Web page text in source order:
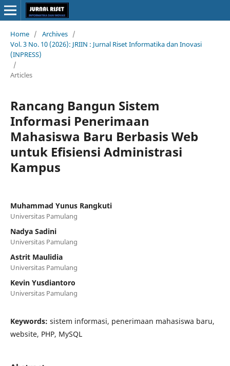
Home / Archives /
Vol. 3 No. 10 (2026): JRIIN : Jurnal Riset Informatika dan Inovasi
(INPRESS)
/
Articles
Rancang Bangun Sistem
Informasi Penerimaan
Mahasiswa Baru Berbasis Web
untuk Efisiensi Administrasi
Kampus
Muhammad Yunus Rangkuti
Universitas Pamulang
Nadya Sadini
Universitas Pamulang
Astrit Maulidia
Universitas Pamulang
Kevin Yusdiantoro
Universitas Pamulang
Keywords: sistem informasi, penerimaan mahasiswa baru,
website, PHP, MySQL